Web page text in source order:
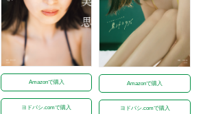
Amazonで購入
ヨドバシ.comで購入
Amazonで購入
ヨドバシ.comで購入